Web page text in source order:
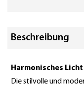
Beschreibung
Harmonisches Licht
Die stilvolle und